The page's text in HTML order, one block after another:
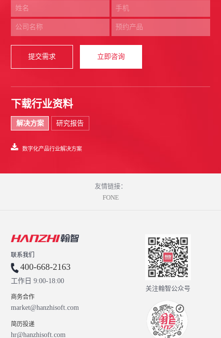
提交需求 立即咨询
下载行业资料
解决方案 研究报告
数字化产品行业解决方案
友情链接：
FONE
联系我们
400-668-2163
工作日 9:00-18:00
商务合作
market@hanzhisoft.com
简历投递
hr@hanzhisoft.com
关注翰智公众号